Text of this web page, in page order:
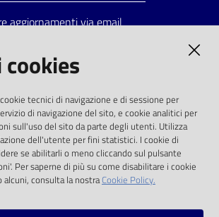
aggiornamenti via email
previste dalla direttiva
98/CE e dal d.lgs. 36/2006
Instagram
tecnici di navigazione e di sessione per
di navigazione del sito, e cookie analitici per
sull'uso del sito da parte degli utenti. Utilizza
dell'utente per fini statistici. I cookie di
se abilitarli o meno cliccando sul pulsante
Per saperne di più su come disabilitare i cookie
consulta la nostraCookie Policy.